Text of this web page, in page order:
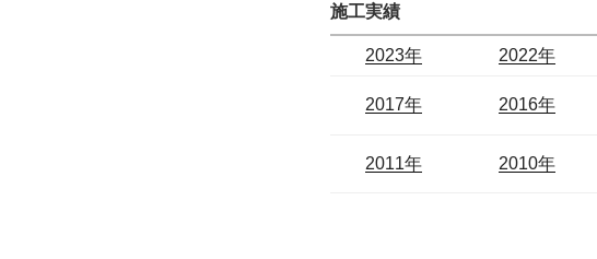
施工実績
2023年 2022年
2017年 2016年
2011年 2010年